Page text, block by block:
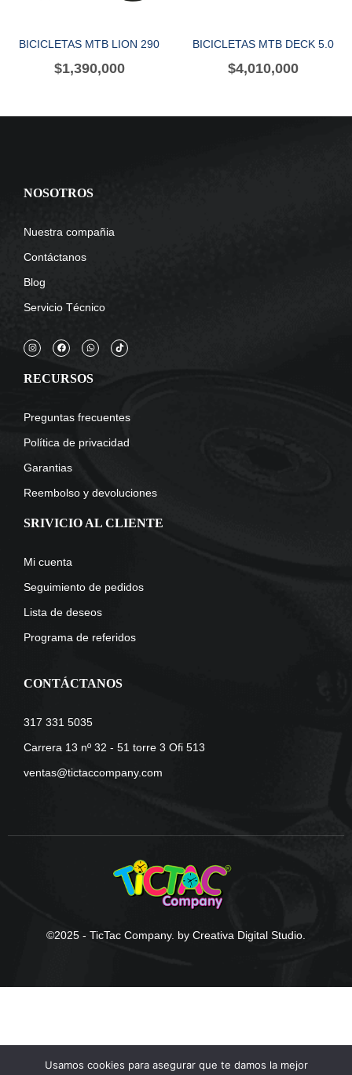
BICICLETAS MTB LION 290
$1,390,000
BICICLETAS MTB DECK 5.0
$4,010,000
NOSOTROS
Nuestra compañia
Contáctanos
Blog
Servicio Técnico
RECURSOS
Preguntas frecuentes
Política de privacidad
Garantias
Reembolso y devoluciones
SRIVICIO AL CLIENTE
Mi cuenta
Seguimiento de pedidos
Lista de deseos
Programa de referidos
CONTÁCTANOS
317 331 5035
Carrera 13 nº 32 - 51 torre 3 Ofi 513
ventas@tictaccompany.com
©2025 - TicTac Company. by Creativa Digital Studio.
Usamos cookies para asegurar que te damos la mejor